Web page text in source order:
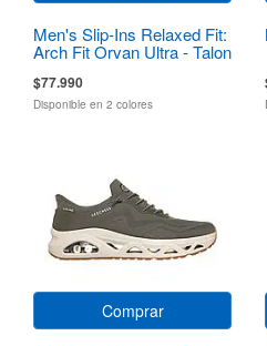
Men's Slip-Ins Relaxed Fit:
Arch Fit Orvan Ultra - Talon
$77.990
Disponible en 2 colores
Comprar